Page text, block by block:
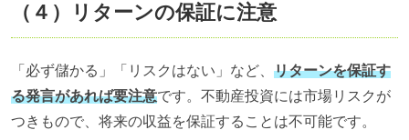
（４）リターンの保証に注意
「必ず儲かる」「リスクはない」など、 リターンを保証す
る発言があれば要注意です。不動産投資には市場リスクが
つきもので、将来の収益を保証することは不可能です。